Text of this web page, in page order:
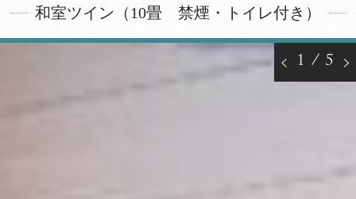
和室ツイン（10畳 禁煙・トイレ付き）
1 / 5